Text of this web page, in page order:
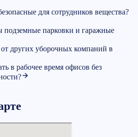
для сотрудников вещества?
подземные парковки и гаражные
других уборочных компаний в
в рабочее время офисов без